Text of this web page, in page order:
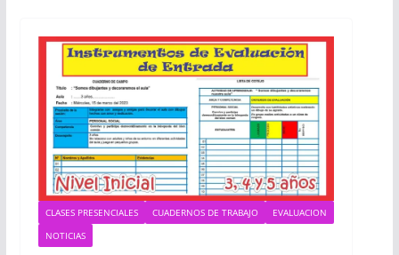
CLASES PRESENCIALES CUADERNOS DE TRABAJO
EVALUACION
NOTICIAS